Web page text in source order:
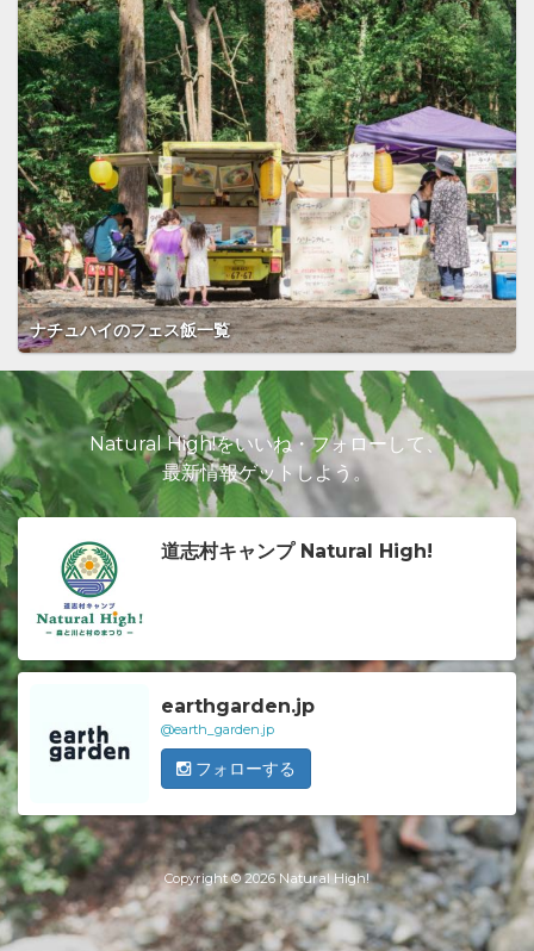
ナチュハイのフェス飯一覧
Natural High!をいいね・フォローして、
最新情報ゲットしよう。
道志村キャンプ Natural High!
earthgarden.jp
@earth_garden.jp
フォローする
Copyright © 2026 Natural High!